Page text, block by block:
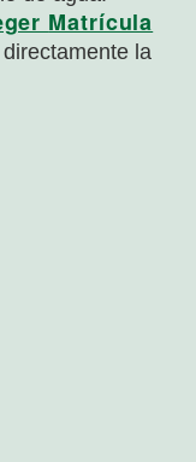
Matrícula
la